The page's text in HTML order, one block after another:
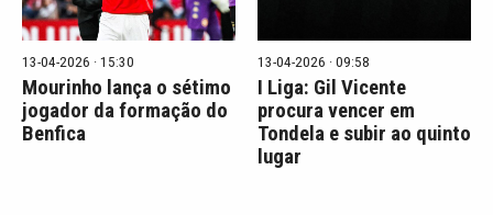
13-04-2026 · 15:30
Mourinho lança o sétimo
jogador da formação do
Benfica
13-04-2026 · 09:58
I Liga: Gil Vicente
procura vencer em
Tondela e subir ao quinto
lugar